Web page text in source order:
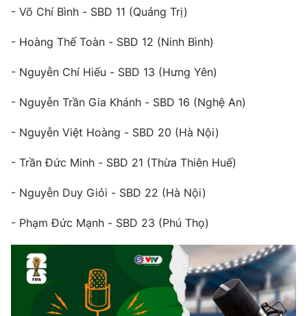
Video Shorts video
VTV Money VTV Thể thao
Thị trường 24h Tấm lòng Việt
VTV4 Vươn mình bằng AI
VTV9 VTV8
Liên hệ tòa soạn English
- Võ Chí Bình - SBD 11 (Quảng Trị)
- Hoàng Thế Toàn - SBD 12 (Ninh Bình)
- Nguyễn Chí Hiếu - SBD 13 (Hưng Yên)
- Nguyễn Trần Gia Khánh - SBD 16 (Nghệ An)
- Nguyễn Việt Hoàng - SBD 20 (Hà Nội)
- Trần Đức Minh - SBD 21 (Thừa Thiên Huế)
- Nguyễn Duy Giỏi - SBD 22 (Hà Nội)
- Phạm Đức Mạnh - SBD 23 (Phú Thọ)